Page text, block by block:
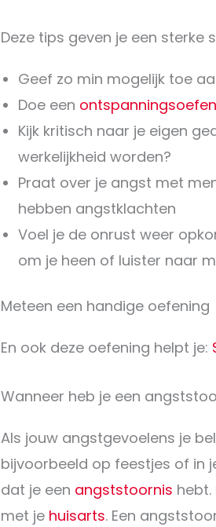
Deze tips geven je een sterke
Geef zo min mogelijk toe
Doe een
Kijk kritisch naar je eigen
werkelijkheid worden?
Praat over je angst met
hebben angstklachten
Voel je de onrust weer
om je heen of luister naar
Meteen een handige oefening
En ook deze oefening helpt je:
Wanneer heb je een
Als jouw angstgevoelens je
bijvoorbeeld op feestjes of in
dat je een angststoornis
met je huisarts. Een